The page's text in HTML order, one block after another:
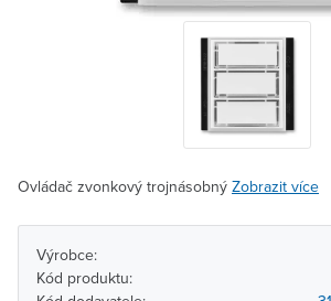
Ovládač zvonkový trojnásobný Zobrazit více
Výrobce:
Kód produktu: